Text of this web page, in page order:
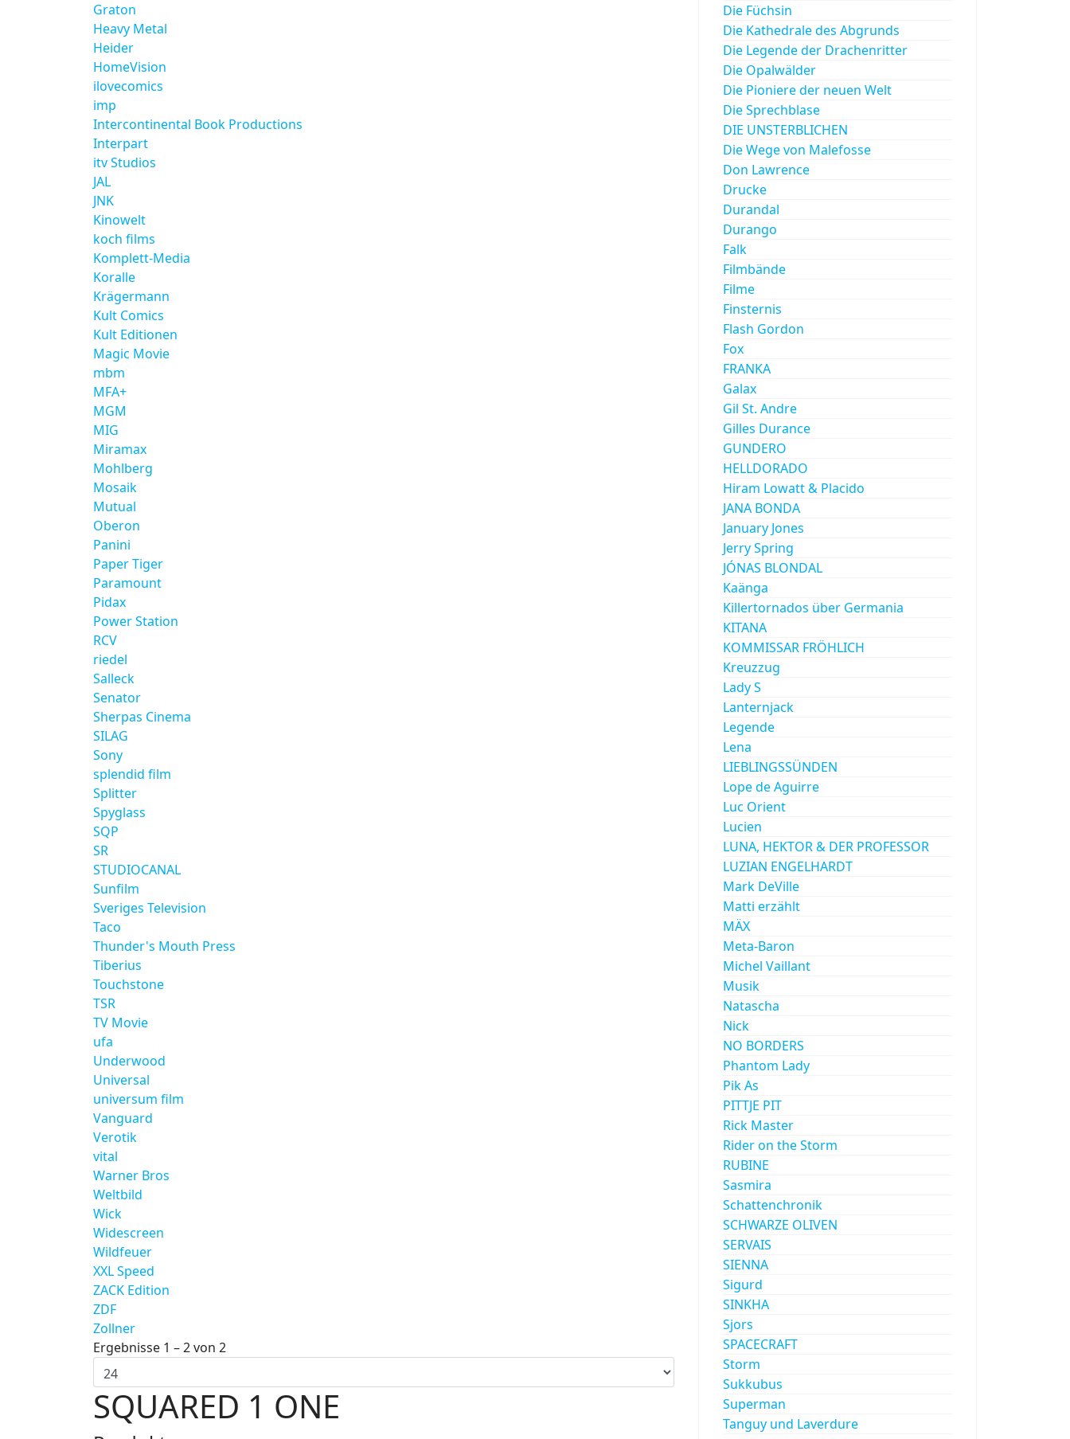
Graton
Heavy Metal
Heider
HomeVision
ilovecomics
imp
Intercontinental Book Productions
Interpart
itv Studios
JAL
JNK
Kinowelt
koch films
Komplett-Media
Koralle
Krägermann
Kult Comics
Kult Editionen
Magic Movie
mbm
MFA+
MGM
MIG
Miramax
Mohlberg
Mosaik
Mutual
Oberon
Panini
Paper Tiger
Paramount
Pidax
Power Station
RCV
riedel
Salleck
Senator
Sherpas Cinema
SILAG
Sony
splendid film
Splitter
Spyglass
SQP
SR
STUDIOCANAL
Sunfilm
Sveriges Television
Taco
Thunder's Mouth Press
Tiberius
Touchstone
TSR
TV Movie
ufa
Underwood
Universal
universum film
Vanguard
Verotik
vital
Warner Bros
Weltbild
Wick
Widescreen
Wildfeuer
XXL Speed
ZACK Edition
ZDF
Zollner
Ergebnisse 1 – 2 von 2
SQUARED 1 ONE
Die Füchsin
Die Kathedrale des Abgrunds
Die Legende der Drachenritter
Die Opalwälder
Die Pioniere der neuen Welt
Die Sprechblase
DIE UNSTERBLICHEN
Die Wege von Malefosse
Don Lawrence
Drucke
Durandal
Durango
Falk
Filmbände
Filme
Finsternis
Flash Gordon
Fox
FRANKA
Galax
Gil St. Andre
Gilles Durance
GUNDERO
HELLDORADO
Hiram Lowatt & Placido
JANA BONDA
January Jones
Jerry Spring
JÓNAS BLONDAL
Kaänga
Killertornados über Germania
KITANA
KOMMISSAR FRÖHLICH
Kreuzzug
Lady S
Lanternjack
Legende
Lena
LIEBLINGSSÜNDEN
Lope de Aguirre
Luc Orient
Lucien
LUNA, HEKTOR & DER PROFESSOR
LUZIAN ENGELHARDT
Mark DeVille
Matti erzählt
MÄX
Meta-Baron
Michel Vaillant
Musik
Natascha
Nick
NO BORDERS
Phantom Lady
Pik As
PITTJE PIT
Rick Master
Rider on the Storm
RUBINE
Sasmira
Schattenchronik
SCHWARZE OLIVEN
SERVAIS
SIENNA
Sigurd
SINKHA
Sjors
SPACECRAFT
Storm
Sukkubus
Superman
Tanguy und Laverdure